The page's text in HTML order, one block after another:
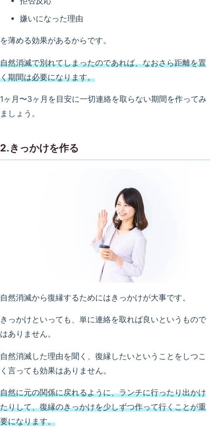
嫌いになった理由
を薄める効果があるからです。
自然消滅で別れてしまったのであれば、なおさら距離を置
く期間は必要になります。
1ヶ月〜3ヶ月を目安に一切連絡を取らない期間を作ってみ
ましょう。
2.きっかけを作る
自然消滅から復縁するためにはきっかけが大事です。
きっかけといっても、単に連絡を取れば良いというもので
はありません。
自然消滅した理由を聞く、復縁したいということをしつこ
く言っても効果はありません。
自然に元の関係に戻れるように、ランチに行ったり出かけ
たりして、復縁のきっかけを少しずつ作って行くことが重
要になります。